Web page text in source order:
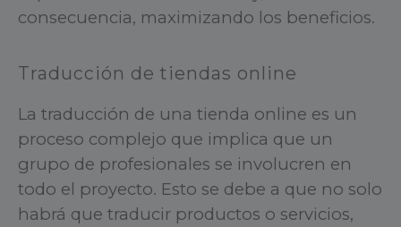
consecuencia, maximizando los beneficios.
Traducción de tiendas online
La traducción de una tienda online es un
proceso complejo que implica que un
grupo de profesionales se involucren en
todo el proyecto. Esto se debe a que no solo
habrá que traducir productos o servicios,